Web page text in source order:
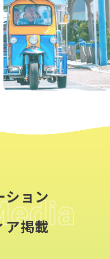
ション
ア掲載